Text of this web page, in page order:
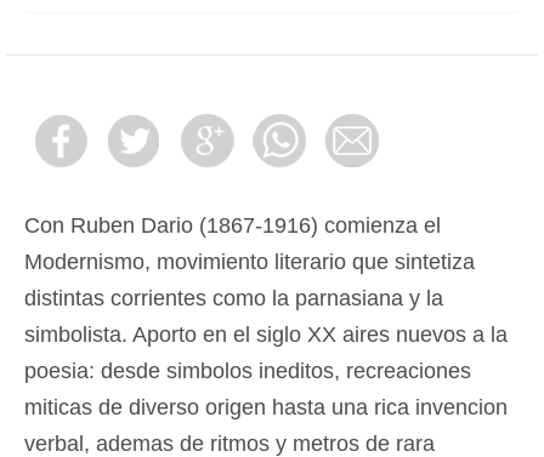
Con Ruben Dario (1867-1916) comienza el
Modernismo, movimiento literario que sintetiza
distintas corrientes como la parnasiana y la
simbolista. Aporto en el siglo XX aires nuevos a la
poesia: desde simbolos ineditos, recreaciones
miticas de diverso origen hasta una rica invencion
verbal, ademas de ritmos y metros de rara